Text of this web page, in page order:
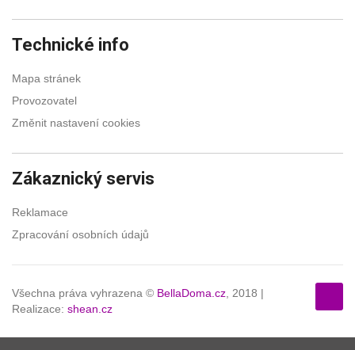
Technické info
Mapa stránek
Provozovatel
Změnit nastavení cookies
Zákaznický servis
Reklamace
Zpracování osobních údajů
Všechna práva vyhrazena © BellaDoma.cz, 2018 |
Realizace: shean.cz